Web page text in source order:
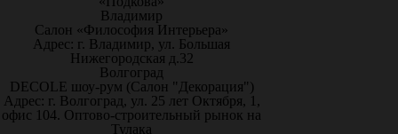
Владимир
Салон «Философия Интерьера»
Адрес: г. Владимир, ул. Большая
Нижегородская д.32
Волгоград
DECOLE шоу-рум (Салон "Декорация")
Адрес: г. Волгоград, ул. 25 лет Октября, 1,
офис 104. Оптово-строительный рынок на
Тулака